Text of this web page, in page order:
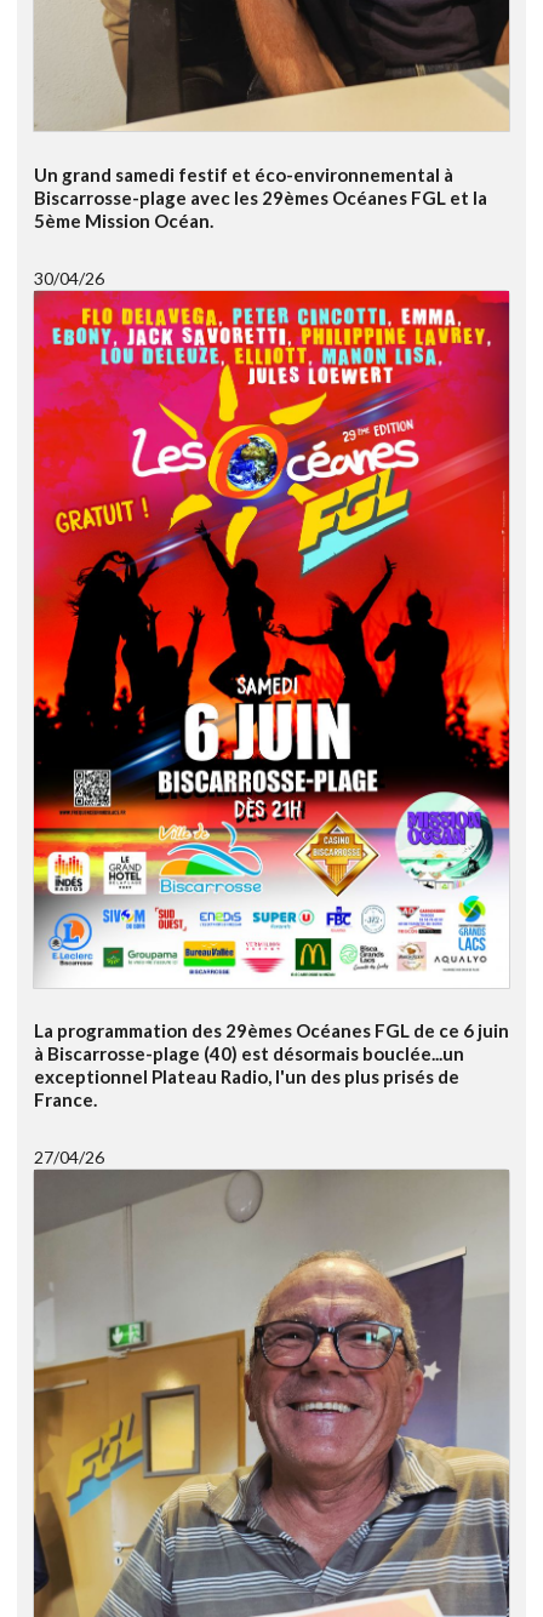
Un grand samedi festif et éco-environnemental à
Biscarrosse-plage avec les 29èmes Océanes FGL et la
5ème Mission Océan.
30/04/26
La programmation des 29èmes Océanes FGL de ce 6 juin
à Biscarrosse-plage (40) est désormais bouclée...un
exceptionnel Plateau Radio, l'un des plus prisés de
France.
27/04/26